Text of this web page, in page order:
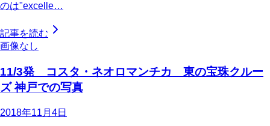
のは"excelle…
記事を読む
画像なし
11/3発 コスタ・ネオロマンチカ 東の宝珠クルー
ズ 神戸での写真
2018年11月4日